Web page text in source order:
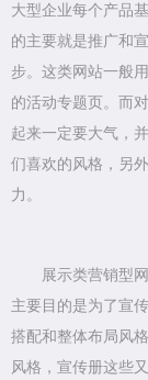
大型企业每个产品
的主要就是推广和
步。这类网站一般
的活动专题页。而
起来一定要大气，
们喜欢的风格，另
力。
展示类营销型
主要目的是为了宣
搭配和整体布局风
风格，宣传册这些